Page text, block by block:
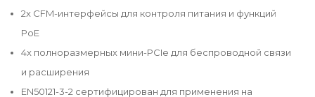
2x CFM-интерфейсы для контроля питания и функций
PoE
4x полноразмерных мини-PCIe для беспроводной связи
и расширения
EN50121-3-2 сертифицирован для применения на